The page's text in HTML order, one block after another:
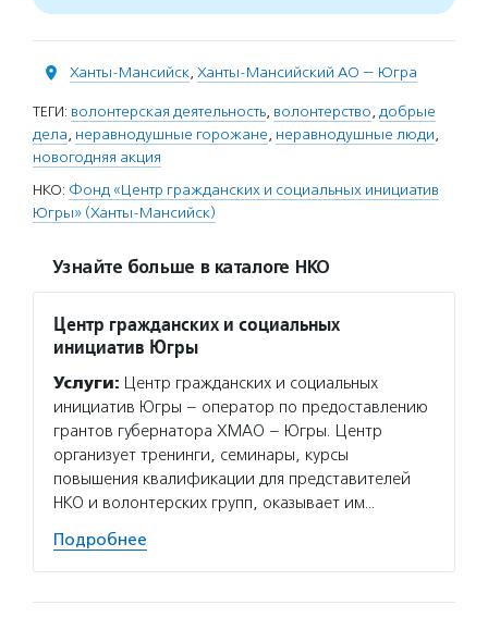
Ханты-Мансийск, Ханты-Мансийский АО — Югра
ТЕГИ: волонтерская деятельность, волонтерство, добрые
дела, неравнодушные горожане, неравнодушные люди,
новогодняя акция
НКО: Фонд «Центр гражданских и социальных инициатив
Югры» (Ханты-Мансийск)
Узнайте больше в каталоге НКО
Центр гражданских и социальных
инициатив Югры
Услуги: Центр гражданских и социальных
инициатив Югры – оператор по предоставлению
грантов губернатора ХМАО – Югры. Центр
организует тренинги, семинары, курсы
повышения квалификации для представителей
НКО и волонтерских групп, оказывает им…
Подробнее